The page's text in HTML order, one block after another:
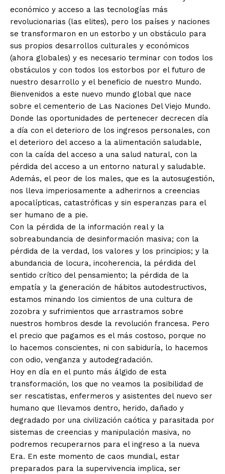
económico y acceso a las tecnologías más
revolucionarias (las elites), pero los países y naciones
se transformaron en un estorbo y un obstáculo para
sus propios desarrollos culturales y económicos
(ahora globales) y es necesario terminar con todos los
obstáculos y con todos los estorbos por el futuro de
nuestro desarrollo y el beneficio de nuestro Mundo.
Bienvenidos a este nuevo mundo global que nace
sobre el cementerio de Las Naciones Del Viejo Mundo.
Donde las oportunidades de pertenecer decrecen día
a día con el deterioro de los ingresos personales, con
el deterioro del acceso a la alimentación saludable,
con la caída del acceso a una salud natural, con la
pérdida del acceso a un entorno natural y saludable.
Además, el peor de los males, que es la autosugestión,
nos lleva imperiosamente a adherirnos a creencias
apocalípticas, catastróficas y sin esperanzas para el
ser humano de a pie.
Con la pérdida de la información real y la
sobreabundancia de desinformación masiva; con la
pérdida de la verdad, los valores y los principios; y la
abundancia de locura, incoherencia, la pérdida del
sentido crítico del pensamiento; la pérdida de la
empatía y la generación de hábitos autodestructivos,
estamos minando los cimientos de una cultura de
zozobra y sufrimientos que arrastramos sobre
nuestros hombros desde la revolución francesa. Pero
el precio que pagamos es el más costoso, porque no
lo hacemos conscientes, ni con sabiduría, lo hacemos
con odio, venganza y autodegradación.
Hoy en día en el punto más álgido de esta
transformación, los que no veamos la posibilidad de
ser rescatistas, enfermeros y asistentes del nuevo ser
humano que llevamos dentro, herido, dañado y
degradado por una civilización caótica y parasitada por
sistemas de creencias y manipulación masiva, no
podremos recuperarnos para el ingreso a la nueva
Era. En este momento de caos mundial, estar
preparados para la supervivencia implica, ser